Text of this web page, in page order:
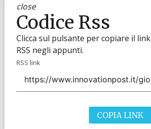
close
Codice Rss
Clicca sul pulsante per copiare il link
RSS negli appunti.
RSS link
COPIA LINK